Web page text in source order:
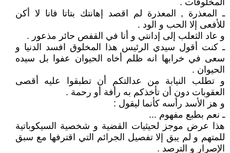
المخلوقات .
ـ المعذرة , المعذرة لم اقصد إهانتك بتاتا فانا لا أكن
للأفعى إلا الحب و الود .
و عاد الثعلب إلى إدانتي و أنا في القفص حائر مذعور .
ـ كنت أقول سيدي الرئيس هذا المخلوق افسد الدنيا و
سعى في خرابها انه ظلم أخاه الحيوان عفوا بل سيده
الحيوان .
و تطلب النيابة من عدالتكم أن تطبقوا عليه أقصى
العقوبات دون أن تأخذكم به رأفة أو رحمة .
و هز الأسد رأسه كأنما ليقول :
ـ نعم بطبع مفهوم ...
هذا عرض موجز لحيثيات القضية و شخصية السيكوباتية
للمتهم و لم يبق إلا تفصيل الجرائم التي اقترفها مع سبق
الإصرار و الترصد .